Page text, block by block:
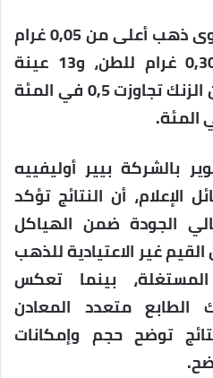
كما سجلت 42 عينة محتوى ذهب أعلى من 0,05 غرام
للطن مع أعلى قيمة 0,30 غرام للطن، و13 عينة
أظهرت تركيزات عالية من الزنك تجاوزت 0,5 في المئة
بالشركة بيير أوليفييه
أن النتائج تؤكد
الجودة ضمن الهياكل
غير الاعتيادية للذهب
بينما تعكس
الطابع متعدد المعادن
توضح حجم وإمكانات